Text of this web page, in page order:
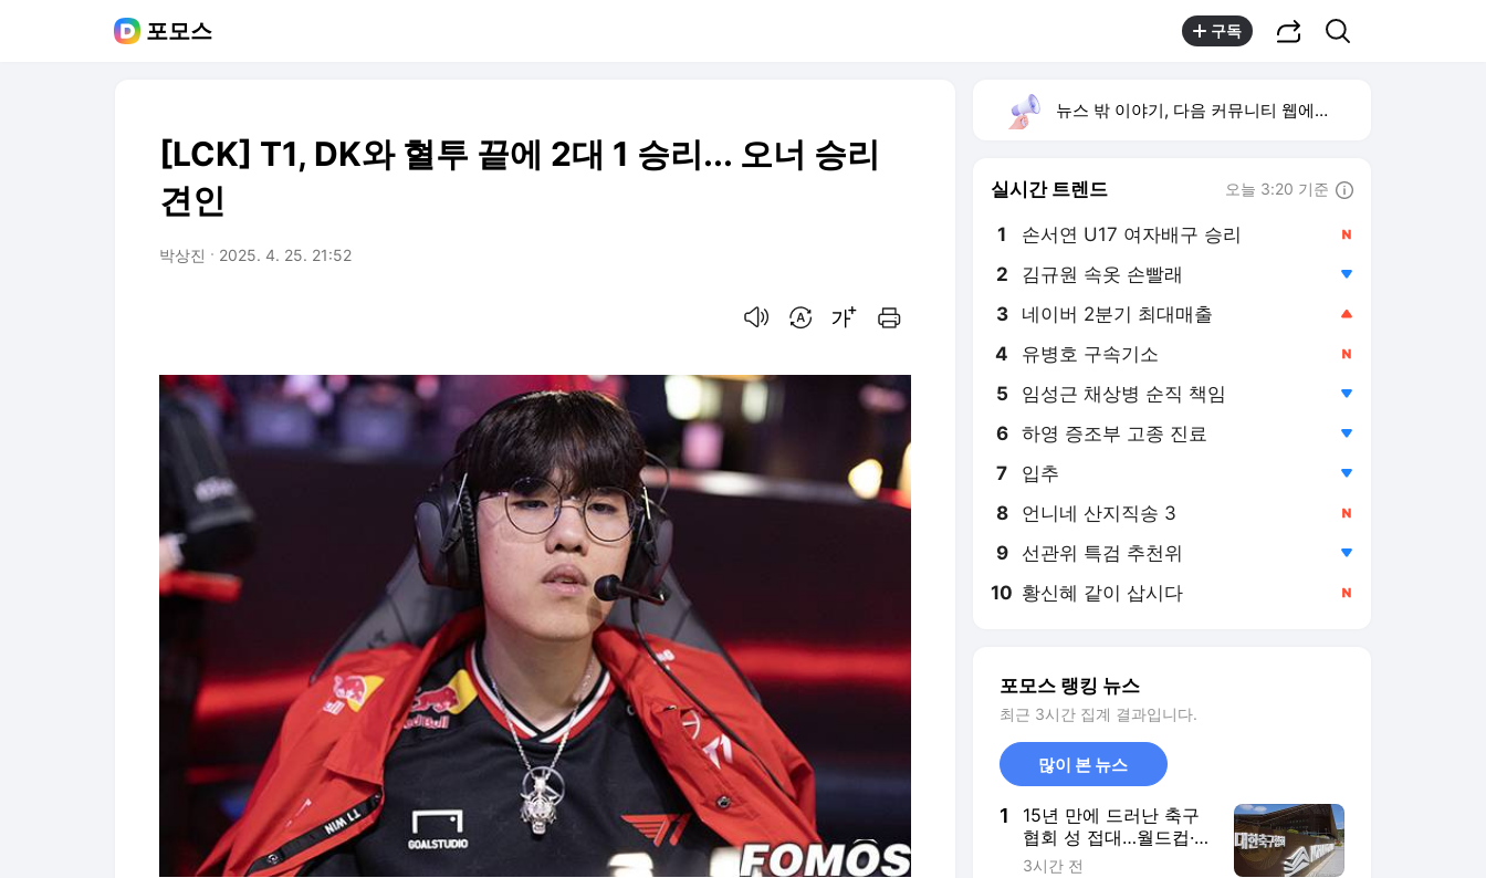
포모스 구독
[LCK] T1, DK와 혈투 끝에 2대 1 승리... 오너 승리
견인
박상진 2025. 4. 25. 21:52
뉴스 밖 이야기, 다음 커뮤니티 웹에서 보기
실시간 트렌드 오늘 3:20 기준
1 손서연 U17 여자배구 승리
2 김규원 속옷 손빨래
3 네이버 2분기 최대매출
4 유병호 구속기소
5 임성근 채상병 순직 책임
6 하영 증조부 고종 진료
7 입추
8 언니네 산지직송 3
9 선관위 특검 추천위
10 황신혜 같이 삽시다
포모스 랭킹 뉴스
최근 3시간 집계 결과입니다.
많이 본 뉴스
1
15년 만에 드러난 축구
협회 성 접대…월드컵·올
림픽 예선 심판도 포함
3시간 전